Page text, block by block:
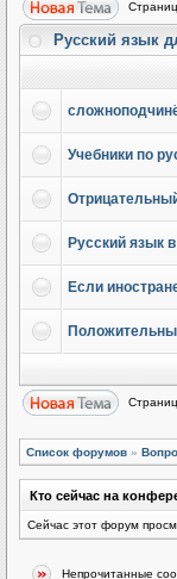
Русский язык
Учебники по
Русский язык
Если
Список форумов »
Кто сейчас на
Сейчас этот форум
Непрочитанные